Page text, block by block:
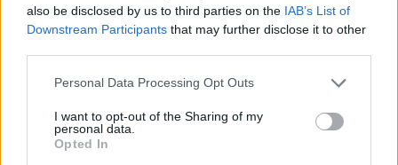
also be disclosed by us to third parties on the IAB’s List of
Downstream Participants that may further disclose it to other
Personal Data Processing Opt Outs
I want to opt-out of the Sharing of my
personal data.
Opted In
χρησιμοποιημένων τηγανέλαιων. Σύμφωνα με όσα
ειπώθηκαν, πρόκειται για μία από τις επιχειρήσεις
εστίασης που ανακυκλώνουν μεγάλες ποσότητες
τηγανέλαιου, στέλνοντας ένα ουσιαστικό μήνυμα
Από την πλευρά των συμμετεχόντων